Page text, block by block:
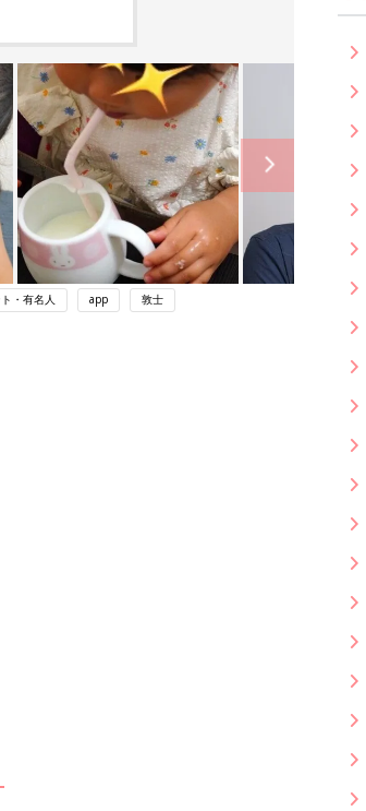
・有名人 app 敦士